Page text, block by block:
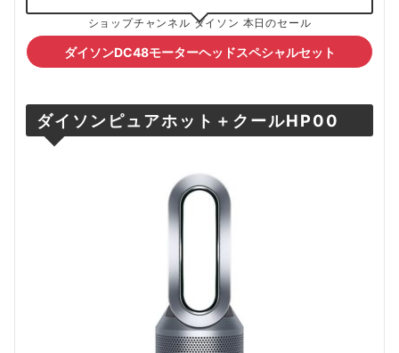
ショップチャンネル ダイソン 本日のセール
ダイソンDC48モーターヘッドスペシャルセット
ダイソンピュアホット＋クールHP00